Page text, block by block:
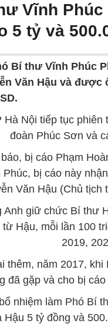
Vĩnh
5 tỷ và
Bí thư Vĩnh Phúc
Văn Hậu và được
Hà Nội tiếp tục
đoàn Phúc Sơn và
bị cáo Phạm
bị cáo này
Văn Hậu (Chủ tịch
Anh giữ chức Bí thư
Hậu, mỗi lần 100
2019,
thêm, năm 2017,
gặp và cho bị cáo
nhiệm làm Phó Bí
Hậu 5 tỷ đồng và